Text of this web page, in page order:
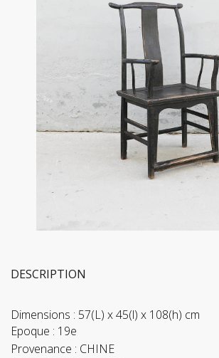
DESCRIPTION
Dimensions : 57(L) x 45(l) x 108(h) cm
Epoque : 19e
Provenance : CHINE